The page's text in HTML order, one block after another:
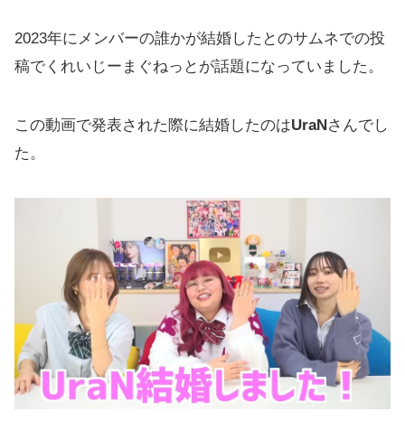
2023年にメンバーの誰かが結婚したとのサムネでの投
稿でくれいじーまぐねっとが話題になっていました。
この動画で発表された際に結婚したのはUraNさんでし
た。